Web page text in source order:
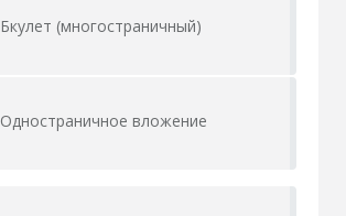
Бкулет (многостраничный)
Одностраничное вложение